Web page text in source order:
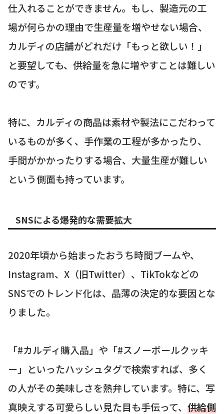
仕入れることができません。もし、製造元の工
場が何らかの理由で生産量を増やせない場合、
カルディの店舗がどれだけ「もっと欲しい！」
と要望しても、供給量を急に増やすことは難しい
のです。
特に、カルディの商品は素材や製法にこだわって
いるものが多く、手作業の工程が多かったり、
手間がかかったりする場合、大量生産が難しい
という側面も持っています。
SNSによる爆発的な需要拡大
2020年頃から始まったおうち時間ブームや、
Instagram、X（旧Twitter）、TikTokなどの
SNSでのトレンド化は、品薄の決定的な要因とな
りました。
「#カルディ購入品」や「#スノーボールクッキ
ー」といったハッシュタグで検索すれば、多く
の人がその美味しさを熱弁しています。特に、写
真映えする可愛らしい見た目も手伝って、 供給側